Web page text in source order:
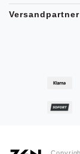
Versandpartner